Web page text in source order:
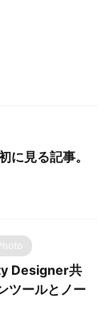
に見る記事。
Designer共
ツールとノー